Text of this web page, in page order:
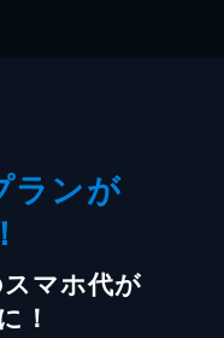
ランが
マホ代が
！